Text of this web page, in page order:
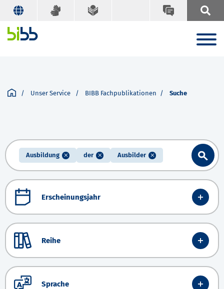
Unser Service BIBB Fachpublikationen Suche
Ausbildung der Ausbilder
Erscheinungsjahr
Reihe
Sprache